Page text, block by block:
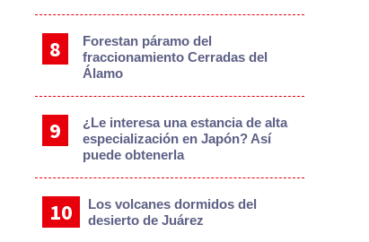
Forestan páramo del
fraccionamiento Cerradas del
Álamo
¿Le interesa una estancia de alta
especialización en Japón? Así
puede obtenerla
Los volcanes dormidos del
desierto de Juárez